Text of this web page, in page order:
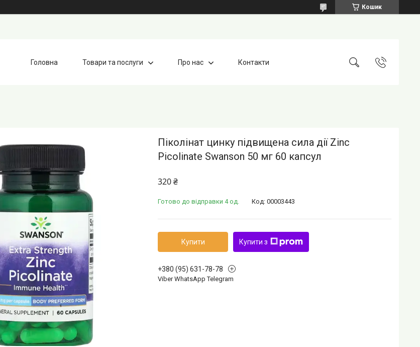
Кошик
Головна Товари та послуги Про нас Контакти
Піколінат цинку підвищена сила дії Zinc
Picolinate Swanson 50 мг 60 капсул
320 ₴
Готово до відправки 4 од. Код: 00003443
Купити Купити з
+380 (95) 631-78-78
Viber WhatsApp Telegram